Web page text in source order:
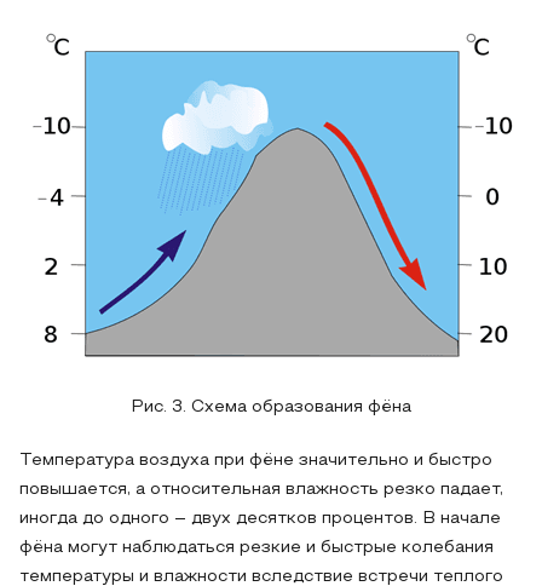
Рис. 3. Схема образования фёна
Температура воздуха при фёне значительно и быстро
повышается, а относительная влажность резко падает,
иногда до одного – двух десятков процентов. В начале
фёна могут наблюдаться резкие и быстрые колебания
температуры и влажности вследствие встречи теплого